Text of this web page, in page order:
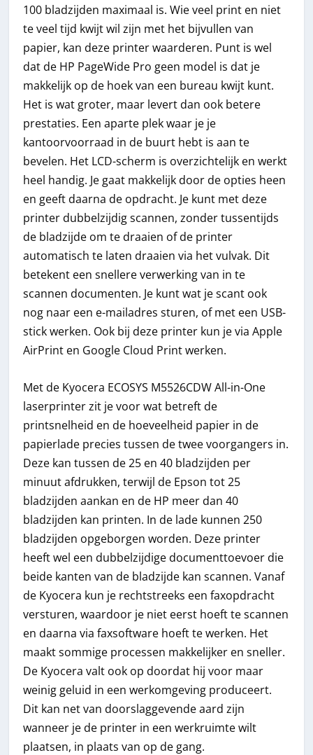
100 bladzijden maximaal is. Wie veel print en niet
te veel tijd kwijt wil zijn met het bijvullen van
papier, kan deze printer waarderen. Punt is wel
dat de HP PageWide Pro geen model is dat je
makkelijk op de hoek van een bureau kwijt kunt.
Het is wat groter, maar levert dan ook betere
prestaties. Een aparte plek waar je je
kantoorvoorraad in de buurt hebt is aan te
bevelen. Het LCD-scherm is overzichtelijk en werkt
heel handig. Je gaat makkelijk door de opties heen
en geeft daarna de opdracht. Je kunt met deze
printer dubbelzijdig scannen, zonder tussentijds
de bladzijde om te draaien of de printer
automatisch te laten draaien via het vulvak. Dit
betekent een snellere verwerking van in te
scannen documenten. Je kunt wat je scant ook
nog naar een e-mailadres sturen, of met een USB-
stick werken. Ook bij deze printer kun je via Apple
AirPrint en Google Cloud Print werken.
Met de Kyocera ECOSYS M5526CDW All-in-One
laserprinter zit je voor wat betreft de
printsnelheid en de hoeveelheid papier in de
papierlade precies tussen de twee voorgangers in.
Deze kan tussen de 25 en 40 bladzijden per
minuut afdrukken, terwijl de Epson tot 25
bladzijden aankan en de HP meer dan 40
bladzijden kan printen. In de lade kunnen 250
bladzijden opgeborgen worden. Deze printer
heeft wel een dubbelzijdige documenttoevoer die
beide kanten van de bladzijde kan scannen. Vanaf
de Kyocera kun je rechtstreeks een faxopdracht
versturen, waardoor je niet eerst hoeft te scannen
en daarna via faxsoftware hoeft te werken. Het
maakt sommige processen makkelijker en sneller.
De Kyocera valt ook op doordat hij voor maar
weinig geluid in een werkomgeving produceert.
Dit kan net van doorslaggevende aard zijn
wanneer je de printer in een werkruimte wilt
plaatsen, in plaats van op de gang.